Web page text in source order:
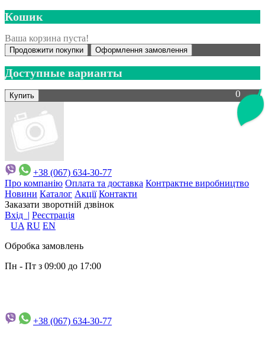
Кошик
Ваша корзина пуста!
Продовжити покупки Оформлення замовлення
0
Доступные варианты
+38 (067) 634-30-77
Про компанію Оплата та доставка Контрактне виробництво
Новини Каталог Акції Контакти
Заказати зворотній дзвінок
Вхід | Реєстрація
UA RU EN
Обробка замовлень
Пн - Пт з 09:00 до 17:00
+38 (067) 634-30-77